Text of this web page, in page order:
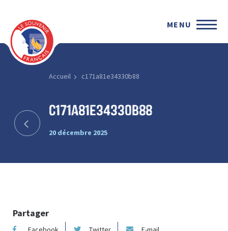
MENU
Accueil c171a81e34330b88
c171a81e34330b88
20 décembre 2025
Partager